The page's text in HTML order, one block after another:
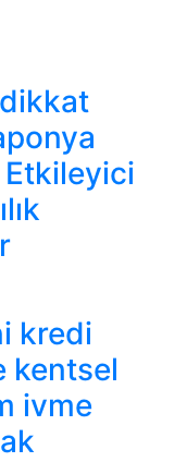
dikkat
kredi
kentsel
ivme